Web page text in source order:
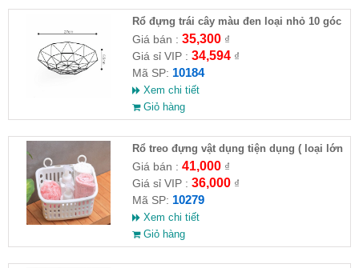
Rổ đựng trái cây màu đen loại nhỏ 10 góc
27x6.5cm
Giá bán : 35,300₫
Giá sỉ VIP : 34,594₫
Mã SP: 10184
Xem chi tiết
Giỏ hàng
Rổ treo đựng vật dụng tiện dụng ( loại lớn
)Giá bán : 41,000₫
Giá sỉ VIP : 36,000₫
Mã SP: 10279
Xem chi tiết
Giỏ hàng